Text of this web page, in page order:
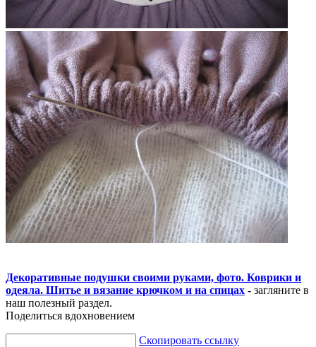
Декоративные подушки своими руками, фото. Коврики и
одеяла. Шитье и вязание крючком и на спицах - загляните в
наш полезный раздел.
Поделиться вдохновением
Скопировать ссылку